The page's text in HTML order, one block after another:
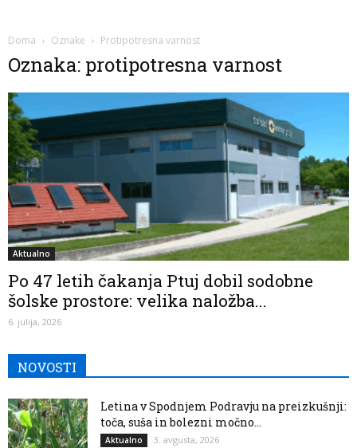
Doma Oznake Protipotresna varnost
Oznaka: protipotresna varnost
Aktualno
Po 47 letih čakanja Ptuj dobil sodobne
šolske prostore: velika naložba...
6. julija, 2026
NOVOSTI
Letina v Spodnjem Podravju na preizkušnji:
toča, suša in bolezni močno...
Aktualno 3. avgusta, 2026